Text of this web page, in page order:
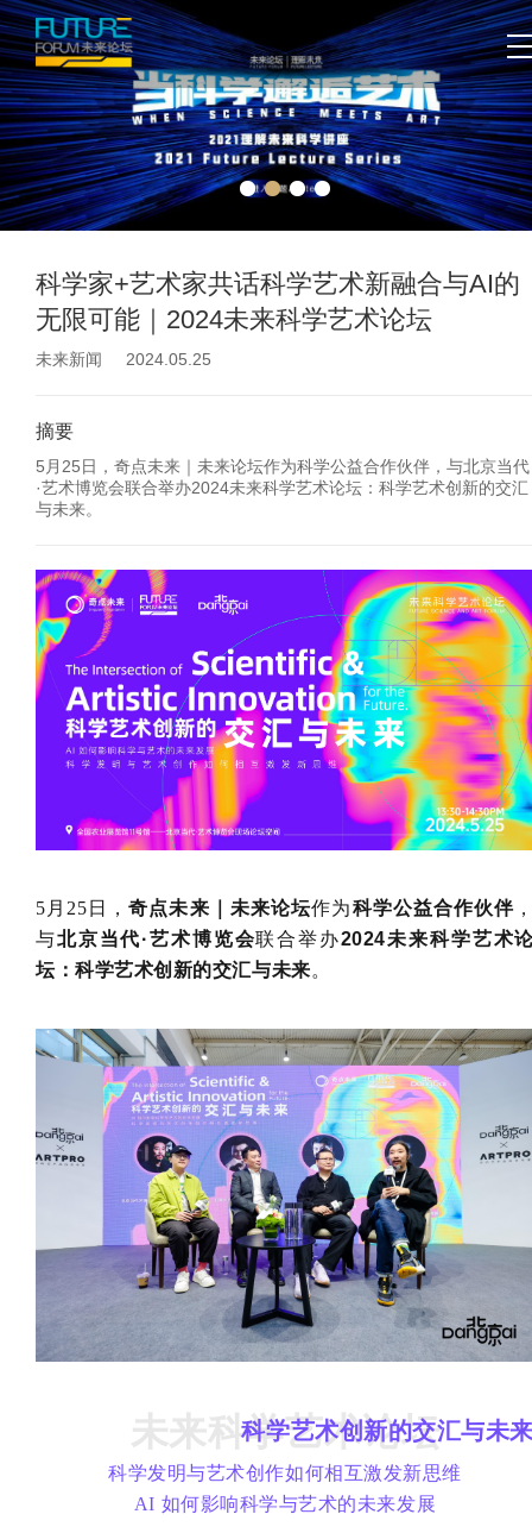
科学家+艺术家共话科学艺术新融合与AI的
无限可能｜2024未来科学艺术论坛
未来新闻 2024.05.25
摘要
5月25日，奇点未来｜未来论坛作为科学公益合作伙伴，与北京当代
·艺术博览会联合举办2024未来科学艺术论坛：科学艺术创新的交汇
与未来。
5月25日，奇点未来｜未来论坛作为科学公益合作伙伴
与北京当代·艺术博览会联合举办2024未来科学艺术
坛：科学艺术创新的交汇与未来。
未来科学艺术论坛
科学艺术创新的交汇与未
科学发明与艺术创作如何相互激发新思维
AI 如何影响科学与艺术的未来发展